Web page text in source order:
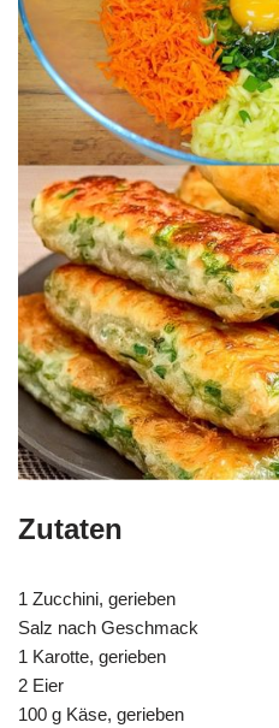
Zutaten
1 Zucchini, gerieben
Salz nach Geschmack
1 Karotte, gerieben
2 Eier
100 g Käse, gerieben